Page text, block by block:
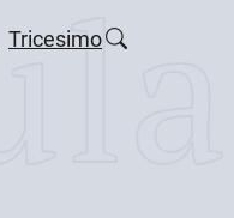
Tricesimo